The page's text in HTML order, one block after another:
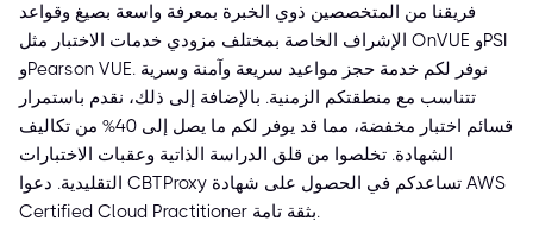
فريقنا من المتخصصين ذوي الخبرة بمعرفة واسعة بصيغ وقواعد
الإشراف الخاصة بمختلف مزودي خدمات الاختبار مثل OnVUE وPSI
وPearson VUE. نوفر لكم خدمة حجز مواعيد سريعة وآمنة وسرية
تتناسب مع منطقتكم الزمنية. بالإضافة إلى ذلك، نقدم باستمرار
قسائم اختبار مخفضة، مما قد يوفر لكم ما يصل إلى 40% من تكاليف
الشهادة. تخلصوا من قلق الدراسة الذاتية وعقبات الاختبارات
التقليدية. دعوا CBTProxy تساعدكم في الحصول على شهادة AWS
Certified Cloud Practitioner بثقة تامة.